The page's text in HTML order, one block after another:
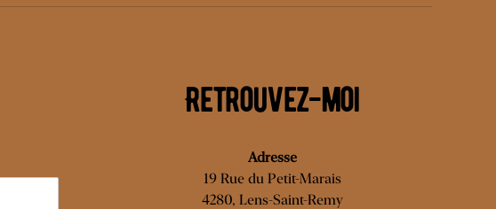
Retrouvez-moi
Adresse
19 Rue du Petit-Marais
4280, Lens-Saint-Remy